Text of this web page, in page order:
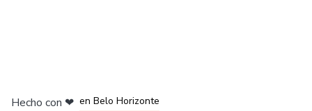
Hecho con ❤ en Belo Horizonte